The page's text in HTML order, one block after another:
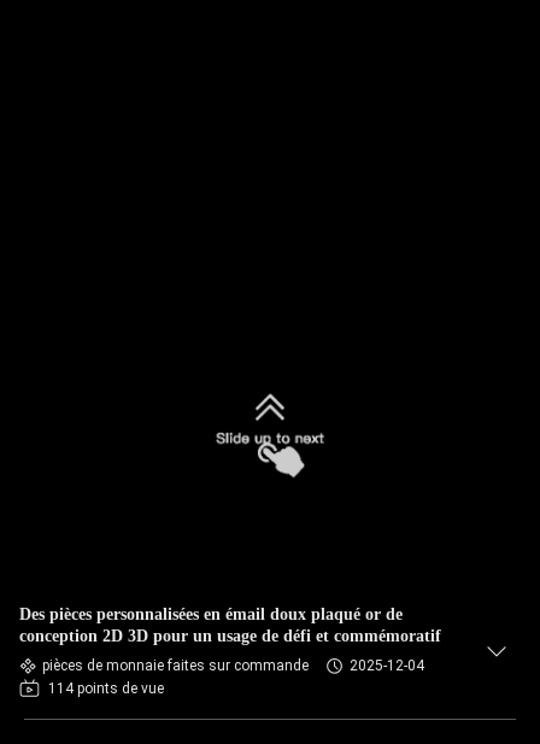
Des pièces personnalisées en émail doux plaqué or de
conception 2D 3D pour un usage de défi et commémoratif
pièces de monnaie faites sur commande
2025-12-04
114 points de vue